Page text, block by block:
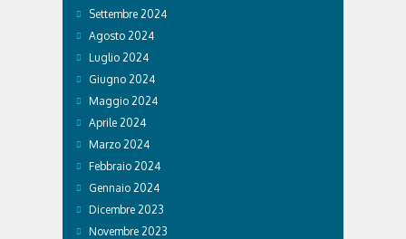
Settembre 2024
Agosto 2024
Luglio 2024
Giugno 2024
Maggio 2024
Aprile 2024
Marzo 2024
Febbraio 2024
Gennaio 2024
Dicembre 2023
Novembre 2023